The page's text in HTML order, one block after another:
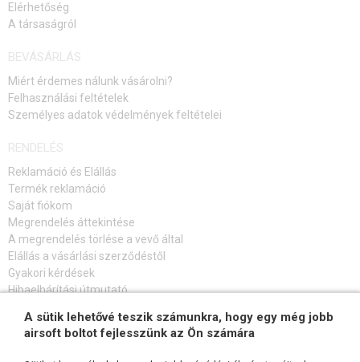
Elérhetőség
A társaságról
BEVÁSÁRLÁS
Miért érdemes nálunk vásárolni?
Felhasználási feltételek
Személyes adatok védelmények feltételei
RENDELÉS
Reklamáció és Elállás
Termék reklamáció
Saját fiókom
Megrendelés áttekintése
A megrendelés törlése a vevő által
Elállás a vásárlási szerződéstől
Gyakori kérdések
Hibaelhárítási útmutató
FELIRATKOZÁS HÍRLEVÉLRE
A sütik lehetővé teszik számunkra, hogy egy még jobb
airsoft boltot fejlesszünk az Ön számára